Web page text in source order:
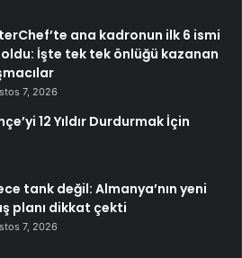
ana kadronun ilk 6 ismi
İşte tek tek önlüğü kazanan
7, 2026
12 Yıldır Durdurmak İçin
tank değil: Almanya’nın yeni
planı dikkat çekti
7, 2026